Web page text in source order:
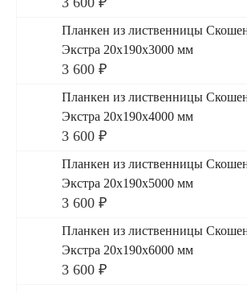
Планкен из лиственницы
Экстра 20x190x3000 мм
3 600 ₽
Планкен из лиственницы
Экстра 20x190x4000 мм
3 600 ₽
Планкен из лиственницы
Экстра 20x190x5000 мм
3 600 ₽
Планкен из лиственницы
Экстра 20x190x6000 мм
3 600 ₽